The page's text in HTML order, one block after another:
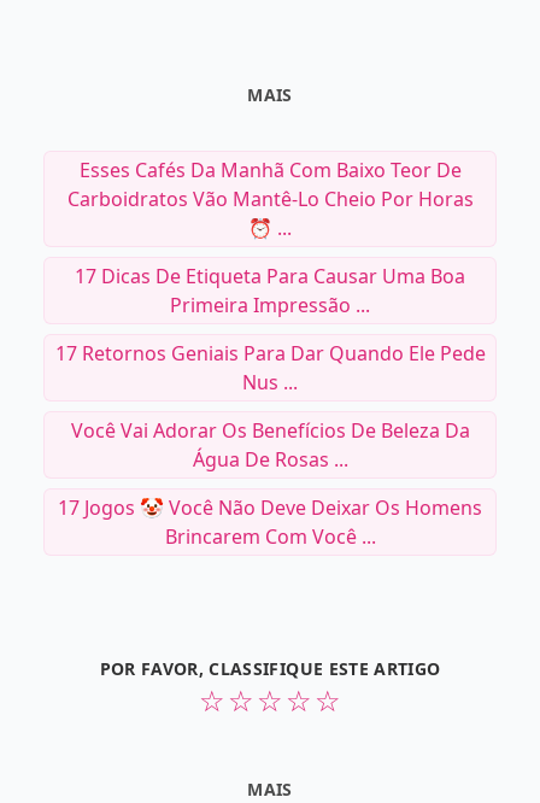
MAIS
Esses Cafés Da Manhã Com Baixo Teor De
Carboidratos Vão Mantê-Lo Cheio Por Horas
⏰ ...
17 Dicas De Etiqueta Para Causar Uma Boa
Primeira Impressão ...
17 Retornos Geniais Para Dar Quando Ele Pede
Nus ...
Você Vai Adorar Os Benefícios De Beleza Da
Água De Rosas ...
17 Jogos 🤡 Você Não Deve Deixar Os Homens
Brincarem Com Você ...
POR FAVOR, CLASSIFIQUE ESTE ARTIGO
☆
☆
☆
☆
☆
MAIS